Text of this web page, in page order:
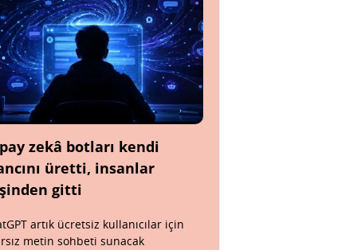
zekâ botları kendi
üretti, insanlar
gitti
artık ücretsiz kullanıcılar için
metin sohbeti sunacak